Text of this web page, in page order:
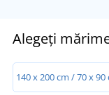
Alegeți
140 x 200 cm / 70 x 90